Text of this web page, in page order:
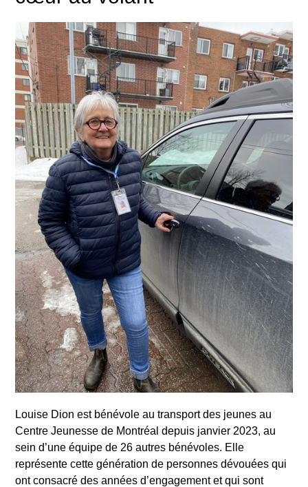
Louise Dion est bénévole au transport des jeunes au
Centre Jeunesse de Montréal depuis janvier 2023, au
sein d’une équipe de 26 autres bénévoles. Elle
représente cette génération de personnes dévouées qui
ont consacré des années d’engagement et qui sont